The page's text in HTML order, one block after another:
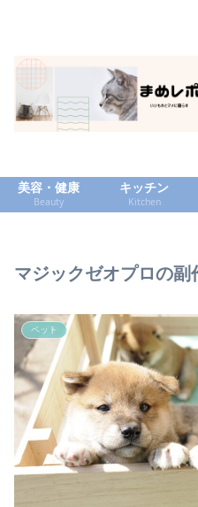
美容・健康
Beauty
キッチン
Kitchen
マジックゼオプロの
ペット